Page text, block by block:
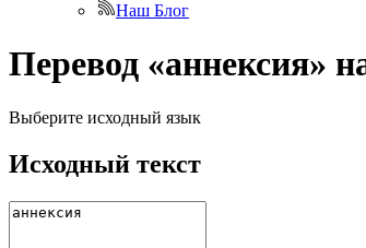
Наш Блог
Перевод «аннексия»
Выберите исходный язык
Исходный текст